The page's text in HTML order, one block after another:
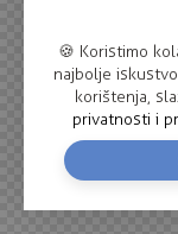
🍪 Koristimo
najbolje
korištenja,
privatnosti i